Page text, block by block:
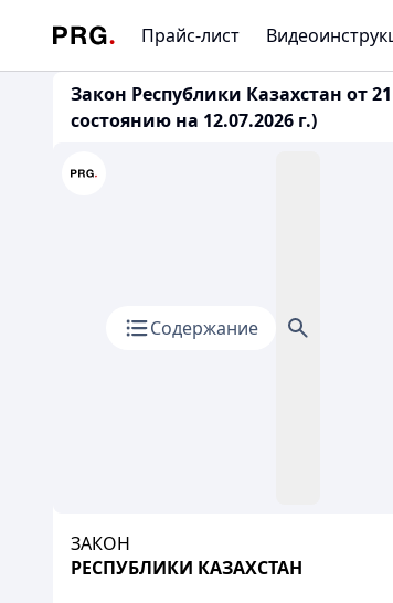
Прайс-лист
Закон Республики Казахстан от
состоянию на 12.07.2026 г.)
Содержание
ЗАКОН
РЕСПУБЛИКИ КАЗАХСТАН